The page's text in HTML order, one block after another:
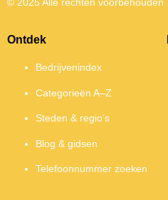
Ontdek
Bedrijvenindex
Categorieën A–Z
Steden & regio’s
Blog & gidsen
Telefoonnummer zoeken